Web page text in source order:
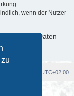
wenn der Nutzer
Daten
UTC+02:00
Limited